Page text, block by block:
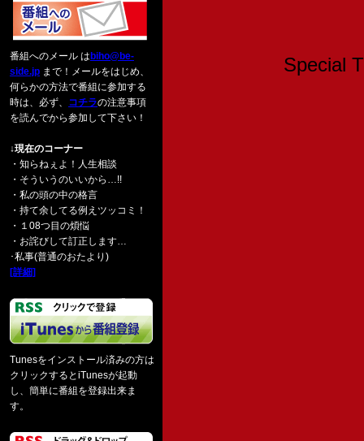
番組へのメール は biho@be-
side.jp まで！メールをはじめ、
何らかの方法で番組に参加する
時は、必ず、 コチラの注意事項
を読んでから参加して下さい！
↓現在のコーナー
・知らねぇよ！人生相談
・そういうのいいから…!!
・私の頭の中の格言
・持て余してる例えツッコミ！
・１08つ目の煩悩
・お詫びして訂正します…
･私事(普通のおたより)
[詳細]
Tunesをインストール済みの方は
クリックするとiTunesが起動
し、簡単に番組を登録出来ま
す。
Special